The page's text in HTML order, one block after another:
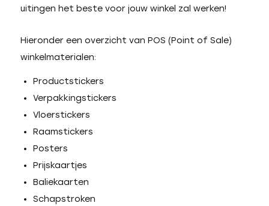
uitingen het beste voor jouw winkel zal werken!
Hieronder een overzicht van POS (Point of Sale)
winkelmaterialen:
Productstickers
Verpakkingstickers
Vloerstickers
Raamstickers
Posters
Prijskaartjes
Baliekaarten
Schapstroken